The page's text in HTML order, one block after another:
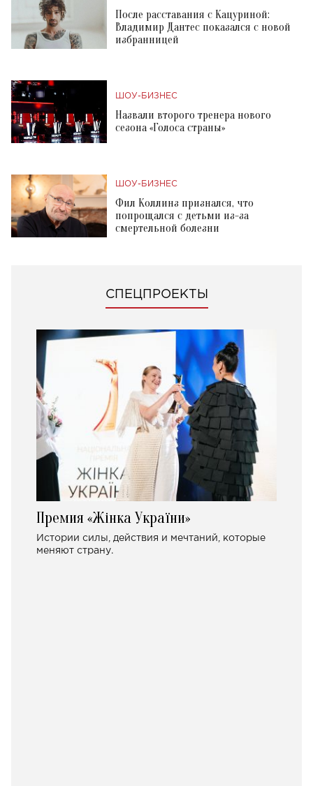
После расставания с Кацуриной:
Владимир Дантес показался с новой
избранницей
ШОУ-БИЗНЕС
Назвали второго тренера нового
сезона «Голоса страны»
ШОУ-БИЗНЕС
Фил Коллинз признался, что
попрощался с детьми из-за
смертельной болезни
СПЕЦПРОЕКТЫ
Премия «Жінка України»
Истории силы, действия и мечтаний, которые
меняют страну.